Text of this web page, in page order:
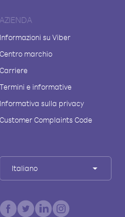
AZIENDA
Informazioni su Viber
Centro marchio
Carriere
Termini e informative
Informativa sulla privacy
Customer Complaints Code
Italiano